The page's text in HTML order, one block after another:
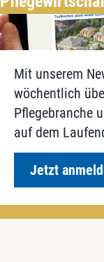
Mit unserem
wöchentlich
Pflegebranche
auf dem
Jetzt